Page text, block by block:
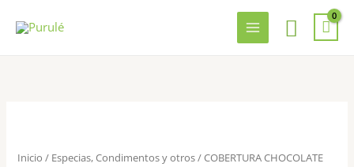
Inicio / Especias, Condimentos y otros/ COBERTURA CHOCOLATE